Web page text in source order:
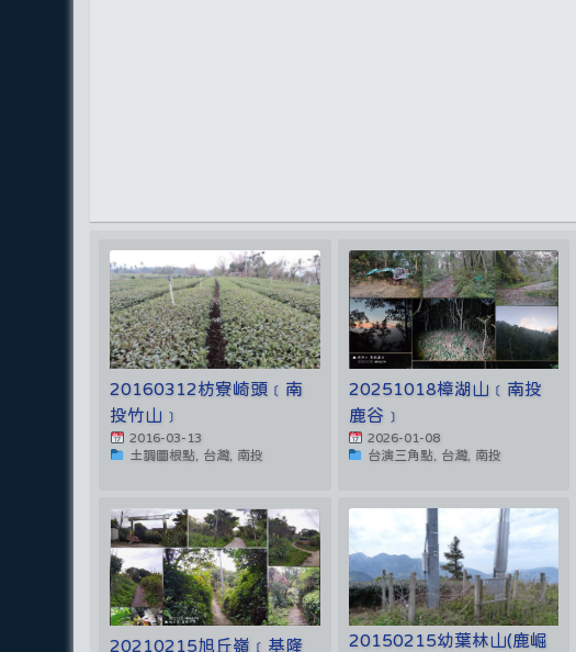
20160312枋寮崎頭﹝南
投竹山﹞
2016-03-13
土調圖根點, 台灣, 南投
20251018樟湖山﹝南投
鹿谷﹞
2026-01-08
台演三角點, 台灣, 南投
20210215旭丘嶺﹝基隆 20150215幼葉林山(鹿崛